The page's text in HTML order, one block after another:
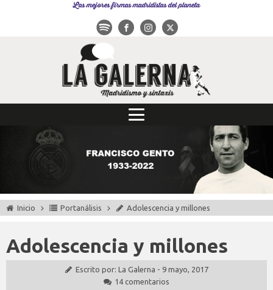
Las mejores firmas madridistas del planeta
Inicio Portanálisis Adolescencia y millones
Adolescencia y millones
Escrito por: La Galerna - 9 mayo, 2017
14 comentarios